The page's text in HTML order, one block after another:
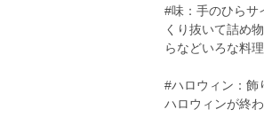
#味：手のひらサ
くり抜いて詰め
らなどいろな料
#ハロウィン：飾
ハロウィンが終